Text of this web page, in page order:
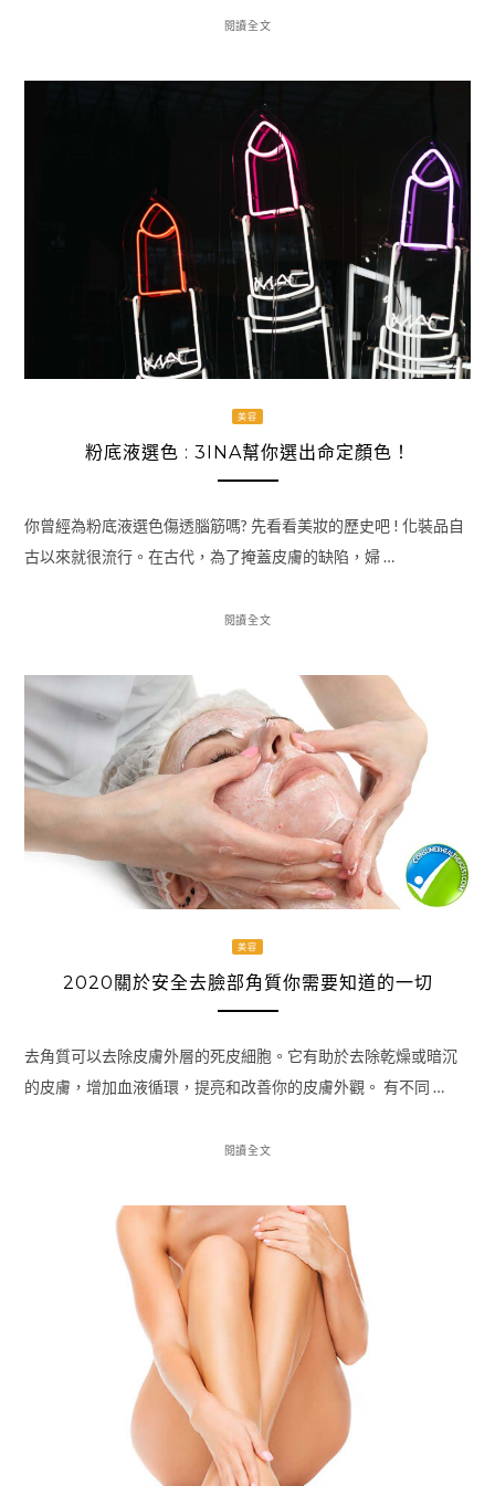
閱讀全文
美容
粉底液選色 : 3INA幫你選出命定顏色！
你曾經為粉底液選色傷透腦筋嗎? 先看看美妝的歷史吧 ! 化裝品自
古以來就很流行。在古代，為了掩蓋皮膚的缺陷，婦 …
閱讀全文
美容
2020關於安全去臉部角質你需要知道的一切
去角質可以去除皮膚外層的死皮細胞。它有助於去除乾燥或暗沉
的皮膚，增加血液循環，提亮和改善你的皮膚外觀。 有不同 …
閱讀全文